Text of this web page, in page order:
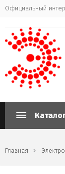
Официальный
Главная